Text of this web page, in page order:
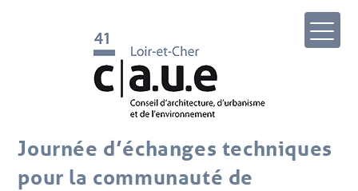
Journée d’échanges techniques
pour la communauté de